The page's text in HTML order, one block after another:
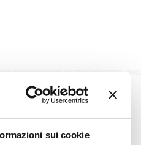
sui cookie
Genova,